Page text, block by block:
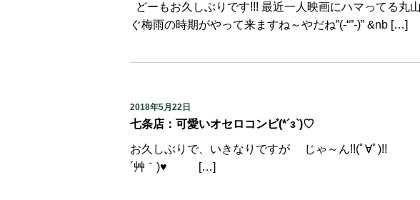
どーもお久しぶりです!!! 最近一人映画にハマってる丸
ぐ梅雨の時期がやって来ますね～やだね”(-“”-)” &nb […]
2018年5月22日
七条店：可愛いオセロコンビ(*´з`)♡
お久しぶりで、いきなりですが じゃ
´艸｀)♥ […]